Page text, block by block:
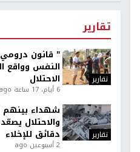
تقارير
تقارير
" قانون
النفس وواقع
الاحتلال
6 أيام، 17 ساعة ago
تقارير
شهداء
والاحتلال
دقائق للإخلاء
2 أسبوعين ago